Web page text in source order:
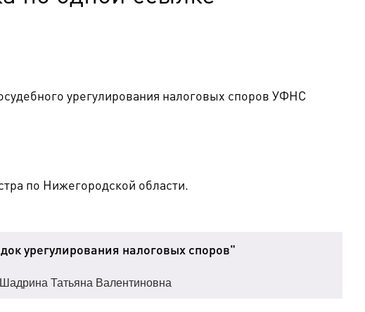
урегулирования налоговых споров УФНС
по Нижегородской области.
урегулирования налоговых споров"
Татьяна Валентиновна